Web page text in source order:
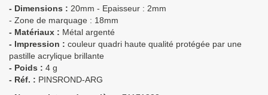
- Dimensions : 20mm - Epaisseur : 2mm
- Zone de marquage : 18mm
- Matériaux : Métal argenté
- Impression : couleur quadri haute qualité protégée par une
pastille acrylique brillante
- Poids : 4 g
- Réf. : PINSROND-ARG